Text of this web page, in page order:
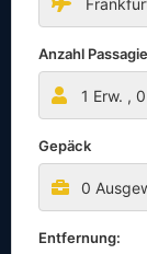
Anzahl
1 Erw. , 0
Gepäck
0
Entfernung: